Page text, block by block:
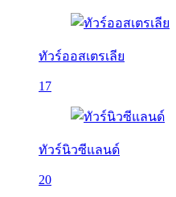
ทัวร์ออสเตรเลีย
17
ทัวร์นิวซีแลนด์
20